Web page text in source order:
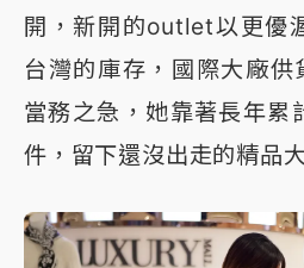
開，新開的outlet以更優
台灣的庫存，國際大廠
當務之急，她靠著長年累
件，留下還沒出走的精品